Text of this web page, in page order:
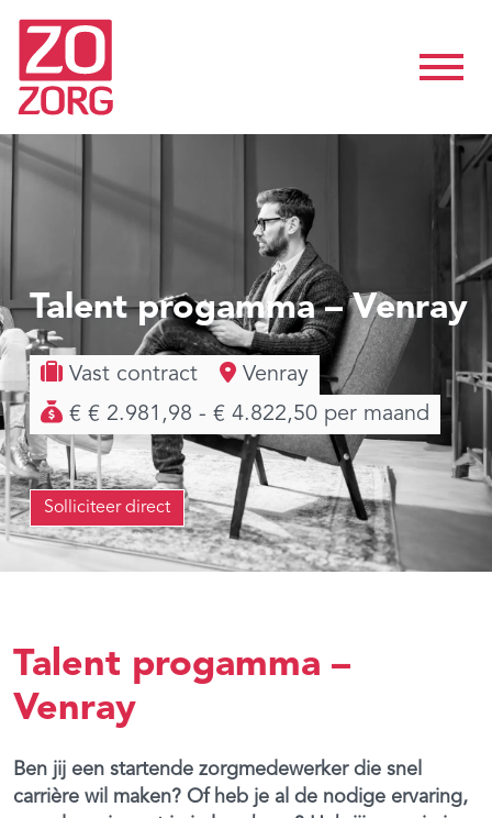
Talent progamma – Venray
Vast contract
Venray
€ € 2.981,98 - € 4.822,50 per maand
Solliciteer direct
Talent progamma –
Venray
Ben jij een startende zorgmedewerker die snel
carrière wil maken? Of heb je al de nodige ervaring,